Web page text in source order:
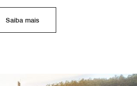
Saiba mais